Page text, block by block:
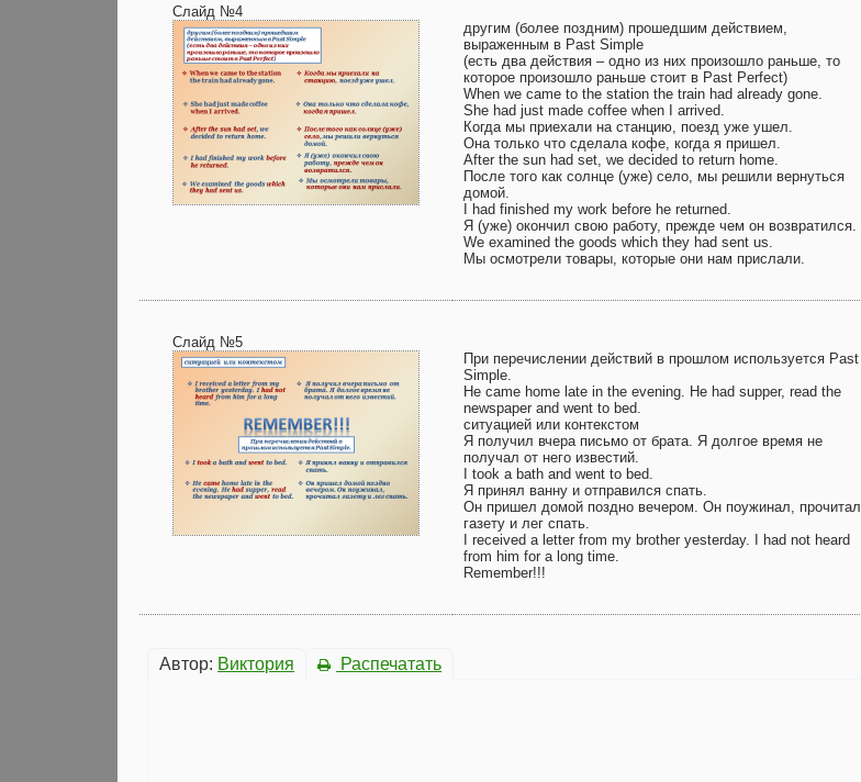
Слайд №4
другим (более поздним) прошедшим действием,
выраженным в Past Simple
(есть два действия – одно из них произошло раньше, то
которое произошло раньше стоит в Past Perfect)
When we came to the station the train had already gone.
She had just made coffee when I arrived.
Когда мы приехали на станцию, поезд уже ушел.
Она только что сделала кофе, когда я пришел.
After the sun had set, we decided to return home.
После того как солнце (уже) село, мы решили вернуться
домой.
I had finished my work before he returned.
Я (уже) окончил свою работу, прежде чем он возвратился.
We examined the goods which they had sent us.
Мы осмотрели товары, которые они нам прислали.
Слайд №5
При перечислении действий в прошлом используется Past
Simple.
He came home late in the evening. He had supper, read the
newspaper and went to bed.
ситуацией или контекстом
Я получил вчера письмо от брата. Я долгое время не
получал от него известий.
I took a bath and went to bed.
Я принял ванну и отправился спать.
Он пришел домой поздно вечером. Он поужинал, прочитал
газету и лег спать.
I received a letter from my brother yesterday. I had not heard
from him for a long time.
Remember!!!
Автор: Виктория Распечатать